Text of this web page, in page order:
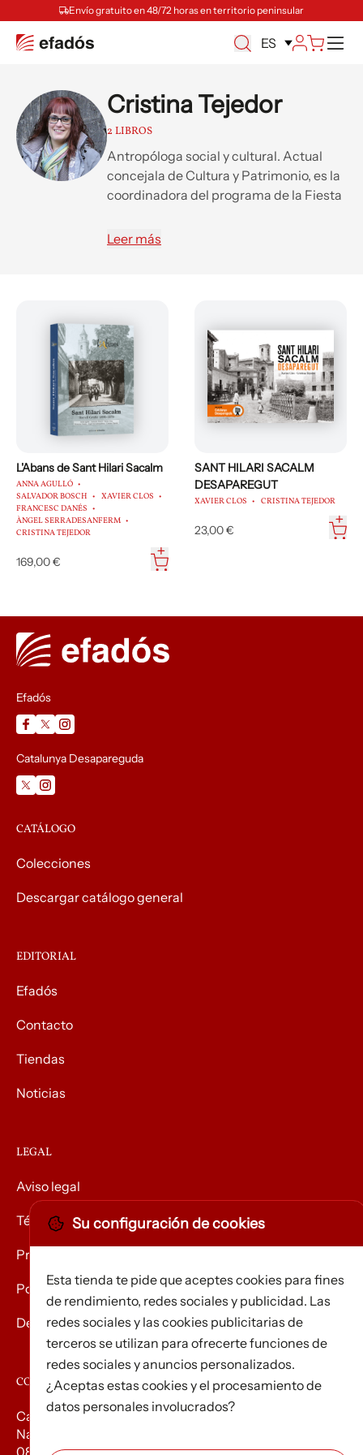
Envío gratuito en 48/72 horas en territorio peninsular
ES
Cristina Tejedor
2 LIBROS
Antropóloga social y cultural. Actual
concejala de Cultura y Patrimonio, es la
coordinadora del programa de la Fiesta
marcha el nuevo proyecto del Archivo
Leer más
L'Abans de Sant Hilari Sacalm
ANNA AGULLÓ
SALVADOR BOSCH
XAVIER CLOS
FRANCESC DANÉS
ÀNGEL SERRADESANFERM
CRISTINA TEJEDOR
169,00 €
SANT HILARI SACALM
DESAPAREGUT
XAVIER CLOS CRISTINA TEJEDOR
23,00 €
Efadós
Catalunya Desapareguda
CATÁLOGO
Colecciones
Descargar catálogo general
EDITORIAL
Efadós
Contacto
Tiendas
Noticias
LEGAL
Aviso legal
Términos y condiciones
Privacidad
Política de Cookies
Devolución de mercancías
CONTACTO
Carrer d’Edison, 3
Nau A. Polígon industrial Les Torrenteres
Su configuración de cookies
Esta tienda te pide que aceptes cookies para fines
de rendimiento, redes sociales y publicidad. Las
redes sociales y las cookies publicitarias de
terceros se utilizan para ofrecerte funciones de
redes sociales y anuncios personalizados.
¿Aceptas estas cookies y el procesamiento de
datos personales involucrados?